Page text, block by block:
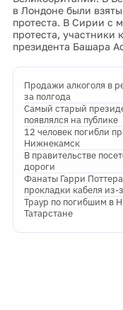
в Лондоне были
протеста. В Сирии с
протеста, участники
президента Башара
Продажи алкоголя в
за полгода
Самый старый
появлялся на публике
12 человек погибли
Нижнекамск
В правительстве
дороги
Фанаты Гарри
прокладки кабеля
Траур по погибшим в
Татарстане